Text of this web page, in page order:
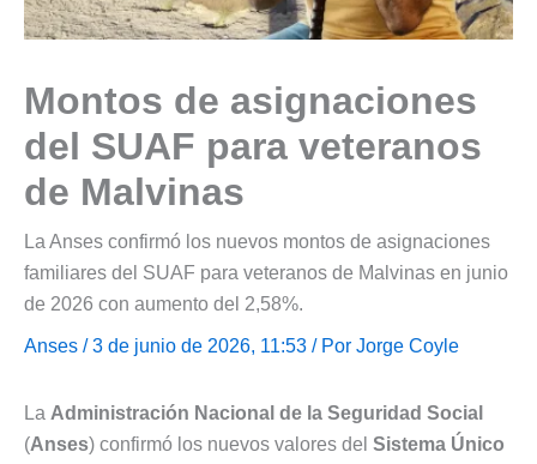
Montos de asignaciones
del SUAF para veteranos
de Malvinas
La Anses confirmó los nuevos montos de asignaciones
familiares del SUAF para veteranos de Malvinas en junio
de 2026 con aumento del 2,58%.
Anses / 3 de junio de 2026, 11:53 / Por Jorge Coyle
La Administración Nacional de la Seguridad Social
(Anses) confirmó los nuevos valores del Sistema Único